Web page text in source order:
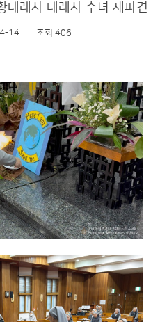
레사 데레사 수녀 재파견
14 조회 406